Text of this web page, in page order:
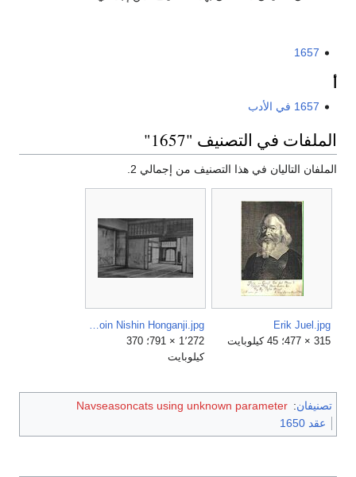
1657
1657 في الأدب
الملفات في التصنيف "1657"
الملفان التاليان في هذا التصنيف من إجمالي 2.
Erik Juel.jpg
315 × 477؛ 45 كيلوبايت
1٬272 × 791؛ 370
كيلوبايت
تصنيفان:
Navseasoncats using unknown parameter
عقد 1650